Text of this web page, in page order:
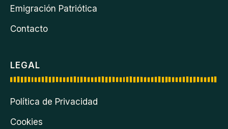
Emigración Patriótica
Contacto
LEGAL
Política de Privacidad
Cookies